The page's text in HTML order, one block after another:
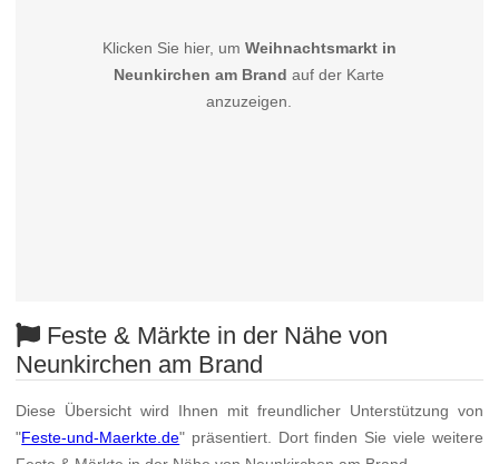
Klicken Sie hier, um Weihnachtsmarkt in
Neunkirchen am Brand auf der Karte
anzuzeigen.
Feste & Märkte in der Nähe von
Neunkirchen am Brand
Diese Übersicht wird Ihnen mit freundlicher Unterstützung von
"Feste-und-Maerkte.de" präsentiert. Dort finden Sie viele weitere